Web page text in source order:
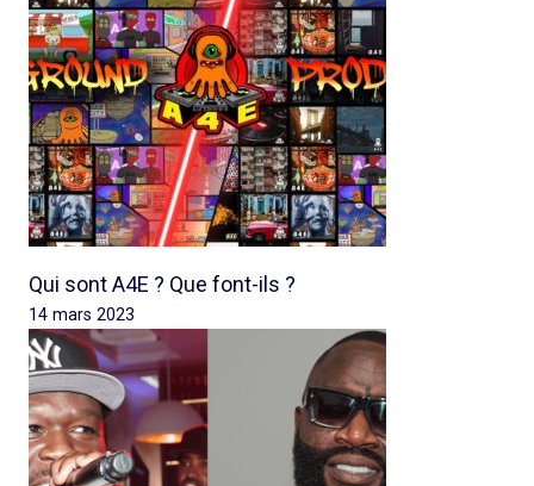
Qui sont A4E ? Que font-ils ?
14 mars 2023